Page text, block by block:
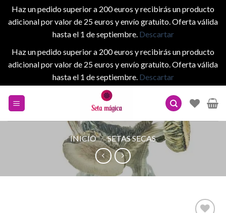
Haz un pedido superior a 200 euros y recibirás un producto
adicional por valor de 25 euros y envío gratuito. Oferta válida
hasta el 1 de septiembre. Descartar
Haz un pedido superior a 200 euros y recibirás un producto
adicional por valor de 25 euros y envío gratuito. Oferta válida
hasta el 1 de septiembre. Descartar
INICIO / SETAS SECAS